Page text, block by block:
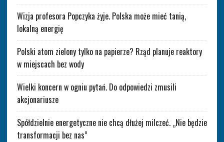
Wizja profesora Popczyka żyje. Polska może mieć tanią,
lokalną energię
Polski atom zielony tylko na papierze? Rząd planuje reaktory
w miejscach bez wody
Wielki koncern w ogniu pytań. Do odpowiedzi zmusili
akcjonariusze
Spółdzielnie energetyczne nie chcą dłużej milczeć. „Nie będzie
transformacji bez nas”